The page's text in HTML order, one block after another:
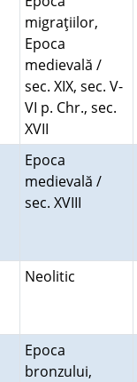
migraţiilor,
Epoca
medievală /
sec. XIX, sec. V-
VI p. Chr., sec.
XVII
Epoca
medievală /
sec. XVIII
Neolitic
Epoca
bronzului,